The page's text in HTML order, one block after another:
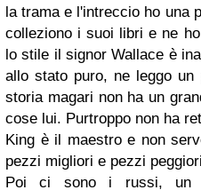
la trama e l'intreccio ho una
colleziono i suoi libri e ne
lo stile il signor Wallace è
allo stato puro, ne leggo
storia magari non ha un
cose lui. Purtroppo non ha
King è il maestro e non
pezzi migliori e pezzi
Poi ci sono i russi, un